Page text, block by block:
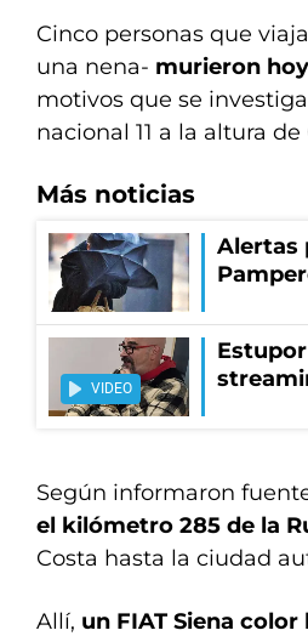
Cinco personas que
una nena- murieron
motivos que se
nacional 11 a la altura
Más noticias
Alertas
VIDEO
Según informaron
el kilómetro 285 de la
Costa hasta la ciudad
Allí, un FIAT Siena